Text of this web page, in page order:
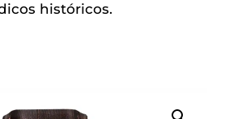
históricos.